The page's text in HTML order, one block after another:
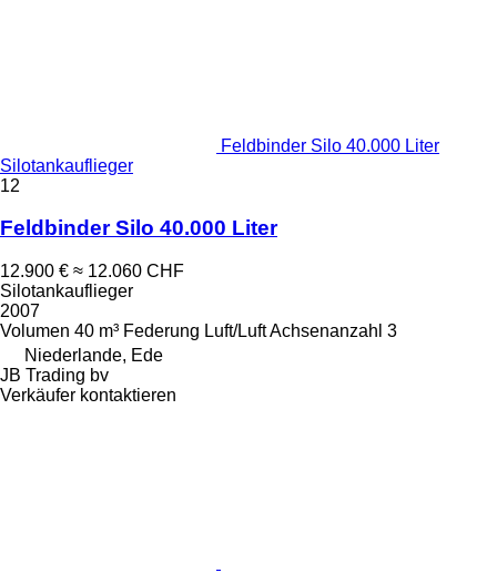
Feldbinder Silo 40.000 Liter
Silotankauflieger
12
Feldbinder Silo 40.000 Liter
12.900 € ≈ 12.060 CHF
Silotankauflieger
2007
Volumen 40 m³ Federung Luft/LuftAchsenanzahl 3
Niederlande, Ede
JB Trading bv
Verkäufer kontaktieren